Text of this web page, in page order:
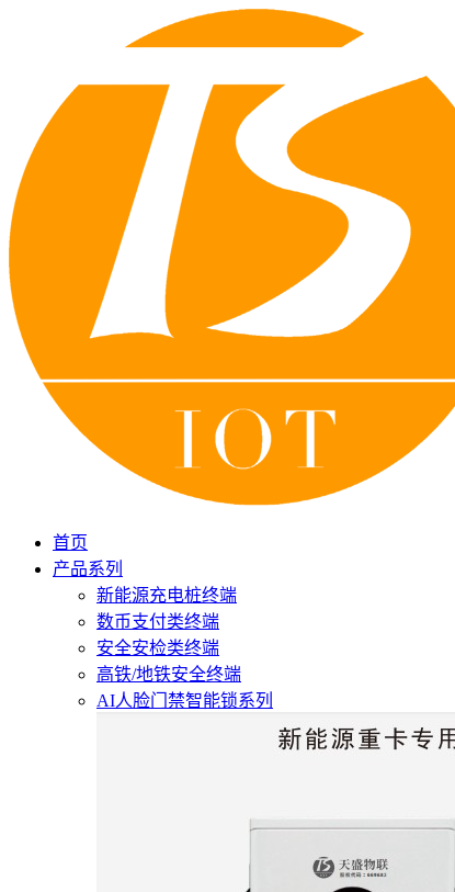
首页
产品系列
新能源充电桩终端
数币支付类终端
安全安检类终端
高铁/地铁安全终端
AI人脸门禁智能锁系列